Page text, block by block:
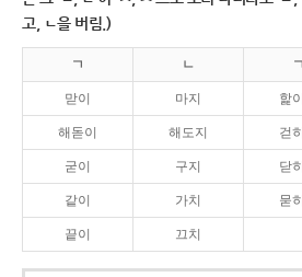
고, ㄴ을 버림.)
ㄱ ㄴ ㄱ
맏이 마지 핥
해돋이 해도지 걷
굳이 구지 닫
같이 가치 묻
끝이 끄치